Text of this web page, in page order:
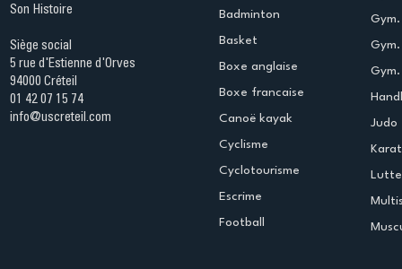
Son Histoire
Siège social
5 rue d'Estienne d'Orves
94000 Créteil
01 42 07 15 74
info@uscreteil.com
Badminton
Basket
Boxe anglaise
Boxe francaise
Canoë kayak
Cyclisme
Cyclotourisme
Escrime
Football
Judo
Lutte